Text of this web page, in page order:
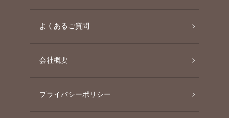
よくあるご質問
会社概要
プライバシーポリシー